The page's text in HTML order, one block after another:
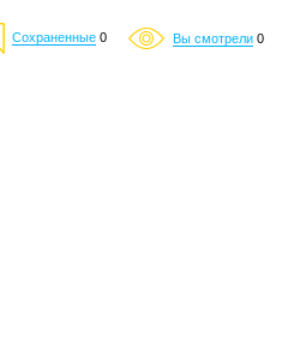
Сохраненные 0 Вы смотрели 0